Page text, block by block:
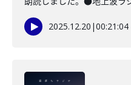
2025.12.20 |00:21:04